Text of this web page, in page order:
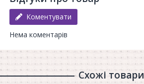
Коментувати
Нема коментарів
Схожі товари